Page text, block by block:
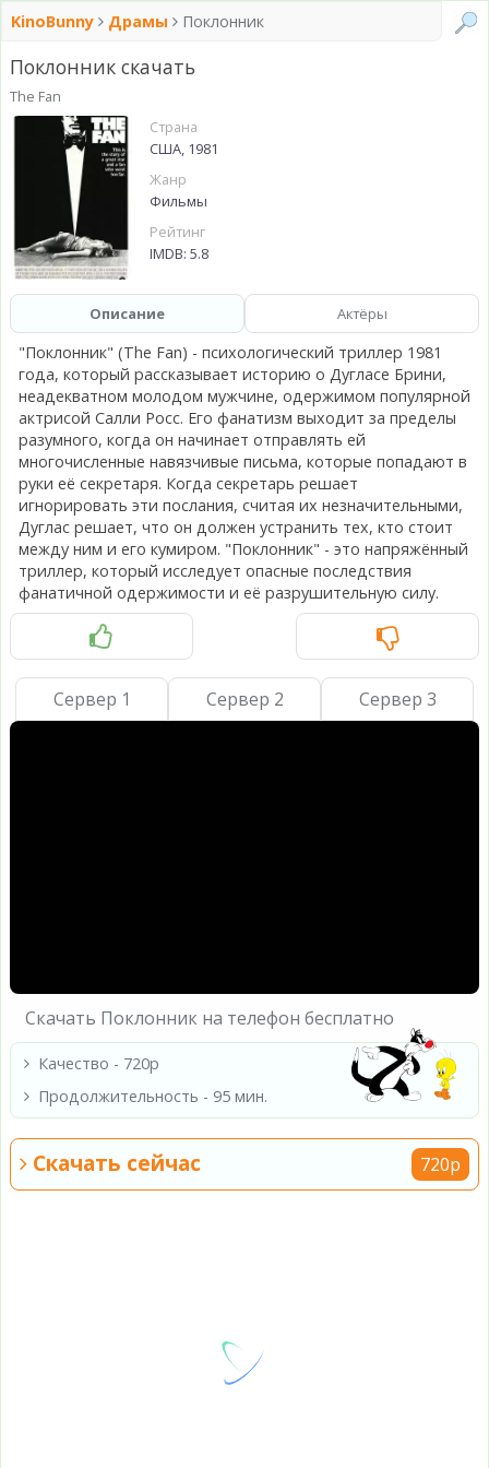
KinoBunny Драмы Поклонник
Поклонник скачать
The Fan
Страна
США, 1981
Жанр
Фильмы
Рейтинг
IMDB: 5.8
Описание Актёры
"Поклонник" (The Fan) - психологический триллер 1981
года, который рассказывает историю о Дугласе Брини,
неадекватном молодом мужчине, одержимом популярной
актрисой Салли Росс. Его фанатизм выходит за пределы
разумного, когда он начинает отправлять ей
многочисленные навязчивые письма, которые попадают в
руки её секретаря. Когда секретарь решает
игнорировать эти послания, считая их незначительными,
Дуглас решает, что он должен устранить тех, кто стоит
между ним и его кумиром. "Поклонник" - это напряжённый
триллер, который исследует опасные последствия
фанатичной одержимости и её разрушительную силу.
Сервер 1 Сервер 2 Сервер 3
Скачать Поклонник на телефон бесплатно
Качество - 720p
Продолжительность - 95 мин.
Скачать сейчас 720p